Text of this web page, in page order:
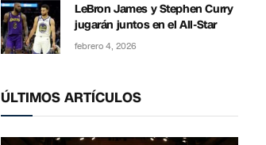
LeBron James y Stephen Curry
jugarán juntos en el All-Star
febrero 4, 2026
ÚLTIMOS ARTÍCULOS